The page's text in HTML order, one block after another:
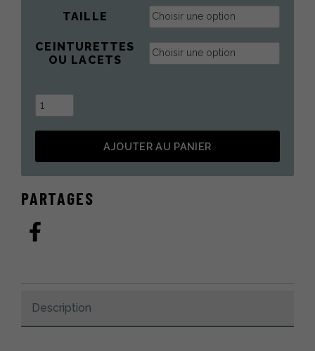
TAILLE
CEINTURETTES
OU LACETS
quantité
de
Chapeau
coyote
style
aviateur
AJOUTER AU PANIER
PARTAGES
Description